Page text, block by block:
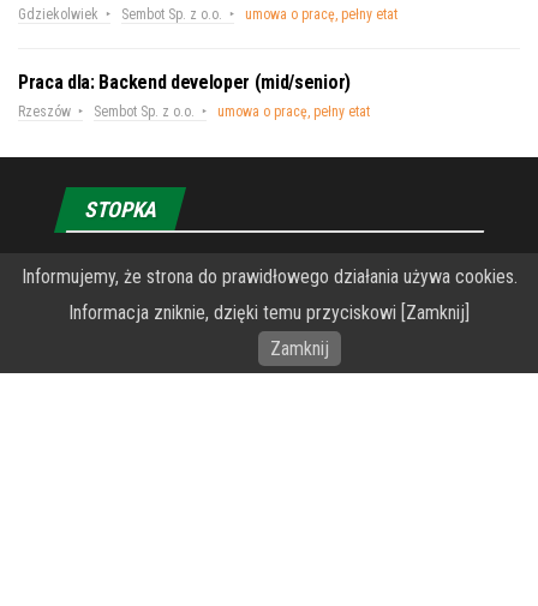
Gdziekolwiek Sembot Sp. z o.o. umowa o pracę, pełny etat
Praca dla: Backend developer (mid/senior)
Rzeszów Sembot Sp. z o.o. umowa o pracę, pełny etat
STOPKA
O Fundacji PRZEkarpacie
Wykonanie portalu – specjaliści stron www WordPress
Informujemy, że strona do prawidłowego działania używa cookies.
Informacja zniknie, dzięki temu przyciskowi [Zamknij]
Zamknij